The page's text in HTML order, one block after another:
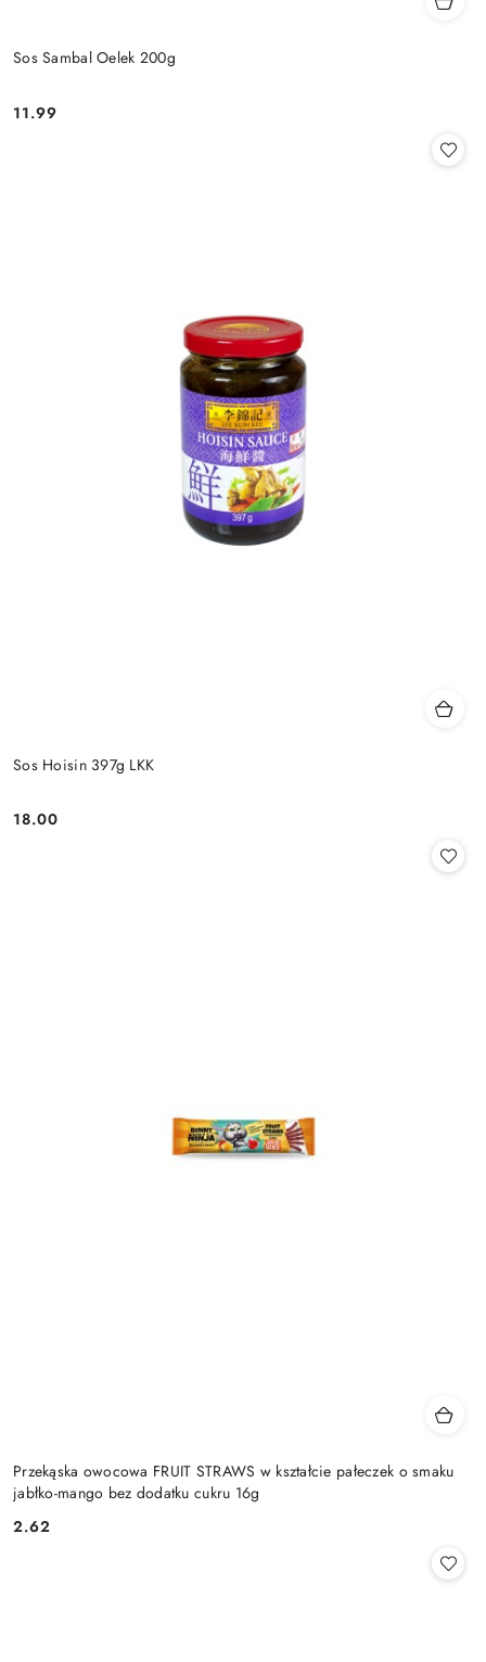
Sos Sambal Oelek 200g
Cena:
11.99
Sos Hoisin 397g LKK
Cena:
18.00
Przekąska owocowa FRUIT STRAWS w kształcie pałeczek o smaku
jabłko-mango bez dodatku cukru 16g
Cena:
2.62